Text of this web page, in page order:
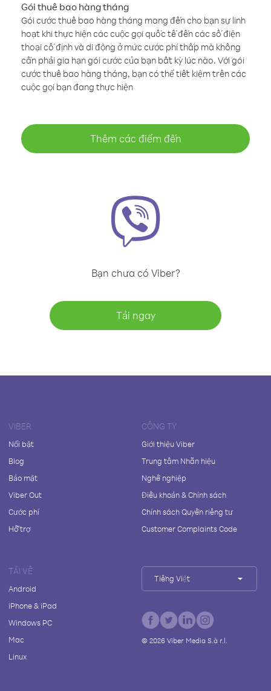
Gói thuê bao hàng tháng
Gói cước thuê bao hàng tháng mang đến cho bạn sự linh
hoạt khi thực hiện các cuộc gọi quốc tế đến các số điện
thoại cố định và di động ở mức cước phí thấp mà không
cần phải gia hạn gói cước của bạn bất kỳ lúc nào. Với gói
cước thuê bao hàng tháng, bạn có thể tiết kiệm trên các
cuộc gọi bạn đang thực hiện
Thêm các điểm đến
Bạn chưa có Viber?
Tải ngay
VIBER
Nổi bật
Blog
Bảo mật
Viber Out
Cước phí
Hỗ trợ
CÔNG TY
Giới thiệu Viber
Trung tâm Nhãn hiệu
Nghề nghiệp
Điều khoản & Chính sách
Chính sách Quyền riêng tư
Customer Complaints Code
TẢI VỀ
Android
iPhone & iPad
Windows PC
Mac
Linux
Tiếng Việt
© 2026Viber Media S.à r.l.